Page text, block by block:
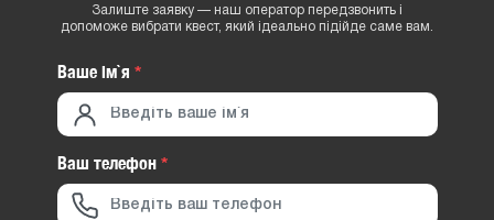
Залиште заявку — наш оператор передзвонить і
допоможе вибрати квест, який ідеально підійде саме вам.
Ваше iм`я *
Ваш телефон*